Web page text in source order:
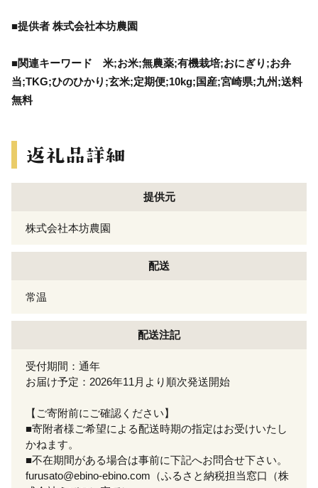
■提供者 株式会社本坊農園
■関連キーワード 米;お米;無農薬;有機栽培;おにぎり;お弁
当;TKG;ひのひかり;玄米;定期便;10kg;国産;宮崎県;九州;送料
無料
提供元
株式会社本坊農園
配送
常温
配送注記
受付期間：通年
お届け予定：2026年11月より順次発送開始
【ご寄附前にご確認ください】
■寄附者様ご希望による配送時期の指定はお受けいたし
かねます。
■不在期間がある場合は事前に下記へお問合せ下さい。
furusato@ebino-ebino.com（ふるさと納税担当窓口（株